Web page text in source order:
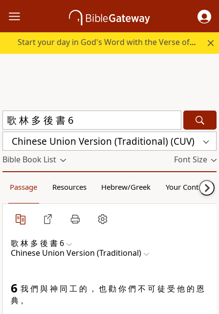
Start your day in God's Word with the Verse of the Day.
Chinese Union Version (Traditional) (CUV)
Bible Book List Font Size
Passage Resources Hebrew/Greek Your Content
歌 林 多 後 書 6
Chinese Union Version (Traditional)
6 我 們 與 神 同 工 的 ， 也 勸 你 們 不 可 徒 受 他 的 恩
典 。